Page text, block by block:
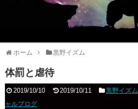
ホーム 黒野イズム
体罰と虐待
2019/10/10 2019/10/11 黒野イズム
ャルブログ